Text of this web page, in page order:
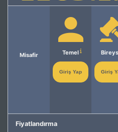
Misafir Temel
Giriş Yap Giriş
Fiyatlandırma